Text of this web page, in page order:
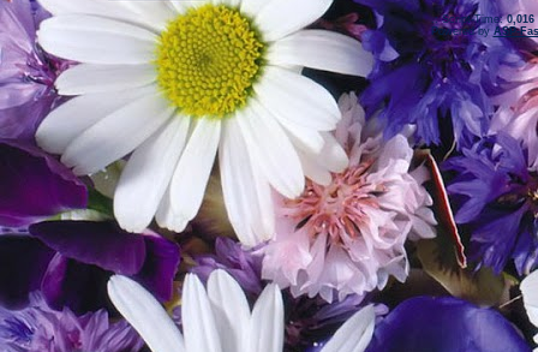
.: Script-Time:0,016
Powered byASP-